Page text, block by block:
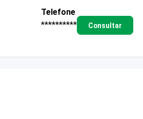
Telefone
**********
Consultar